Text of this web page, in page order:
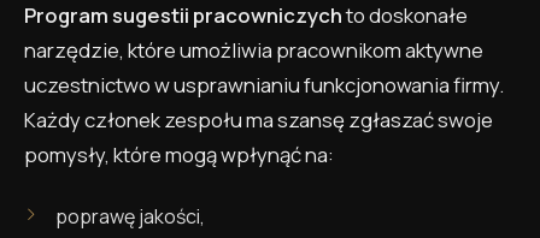
Program sugestii pracowniczychto doskonałe
narzędzie, które umożliwia pracownikom aktywne
uczestnictwo w usprawnianiu funkcjonowania firmy.
Każdy członek zespołu ma szansę zgłaszać swoje
pomysły, które mogą wpłynąć na:
poprawę jakości,